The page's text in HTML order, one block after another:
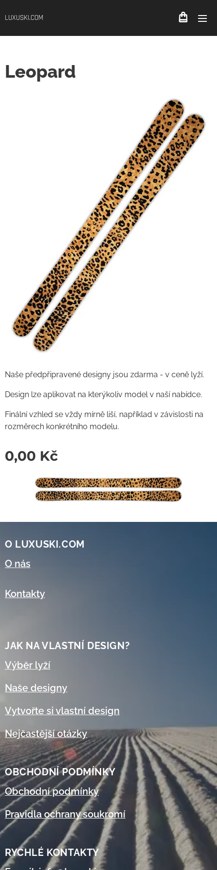
LUXUSKI.COM
Leopard
Naše předpřipravené designy jsou zdarma - v ceně lyží.
Design lze aplikovat na kterýkoliv model v naší nabídce.
Finální vzhled se vždy mírně liší, například v závislosti na
rozměrech konkrétního modelu.
0,00 Kč
O LUXUSKI.COM
O nás
Kontakty
JAK NA VLASTNÍ DESIGN?
Výběr lyží
Naše designy
Vytvořte si vlastní design
Nejčastější otázky
OBCHODNÍPODMÍNKY
Obchodní podmínky
Pravidla ochrany soukromí
RYCHLÉ KONTAKTY